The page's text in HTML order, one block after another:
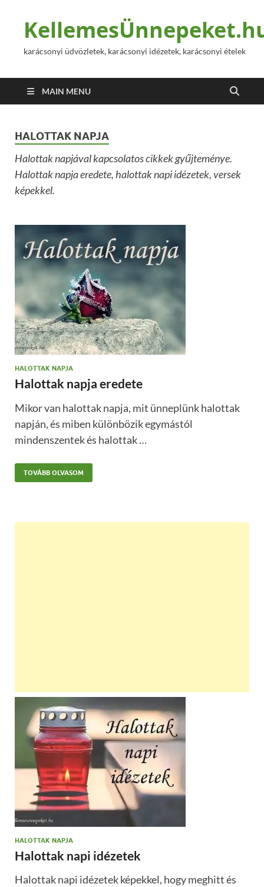
karácsonyi üdvözletek, karácsonyi idézetek, karácsonyi ételek
MAIN MENU
HALOTTAK NAPJA
Halottak napjával kapcsolatos cikkek gyűjteménye.
Halottak napja eredete, halottak napi idézetek, versek
képekkel.
HALOTTAK NAPJA
Halottak napja eredete
Mikor van halottak napja, mit ünneplünk halottak
napján, és miben különbözik egymástól
mindenszentek és halottak …
TOVÁBB OLVASOM
HALOTTAK NAPJA
Halottak napi idézetek
Halottak napi idézetek képekkel, hogy meghitt és